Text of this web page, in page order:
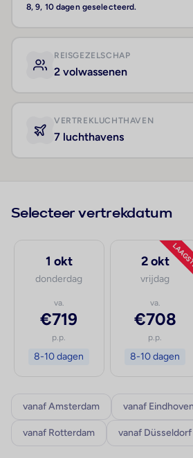
8, 9, 10 dagen geselecteerd.
REISGEZELSCHAP
2 volwassenen
VERTREKLUCHTHAVEN
7 luchthavens
Selecteer vertrekdatum
1 okt
donderdag
va.
€719
p.p.
8-10 dagen
2 okt
vrijdag
va.
€708
p.p.
8-10 dagen
vanaf Amsterdam vanaf Eindhoven
vanaf Rotterdam vanaf Düsseldorf